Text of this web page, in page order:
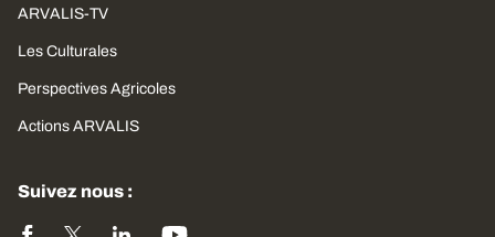
ARVALIS-TV
Les Culturales
Perspectives Agricoles
Actions ARVALIS
Suivez nous :